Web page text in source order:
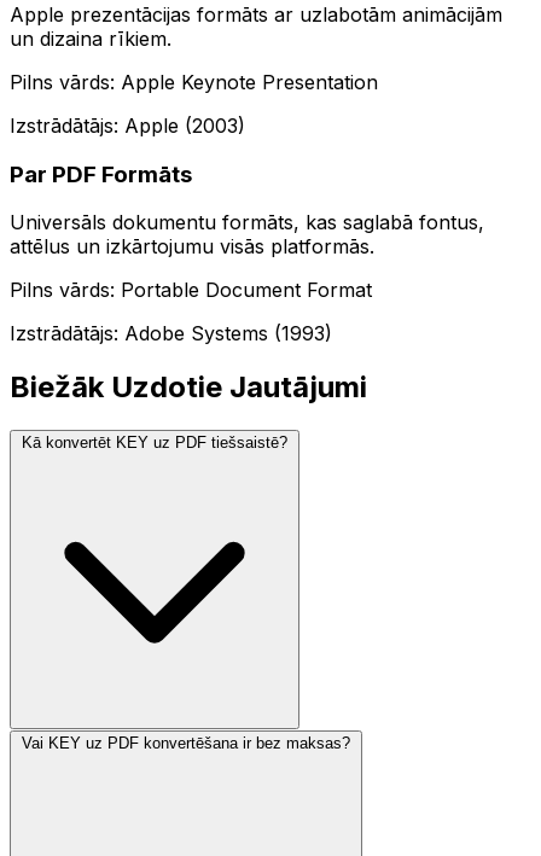
Apple prezentācijas formāts ar uzlabotām animācijām
un dizaina rīkiem.
Pilns vārds: Apple Keynote Presentation
Izstrādātājs: Apple (2003)
Par PDF Formāts
Universāls dokumentu formāts, kas saglabā fontus,
attēlus un izkārtojumu visās platformās.
Pilns vārds: Portable Document Format
Izstrādātājs: Adobe Systems (1993)
Biežāk Uzdotie Jautājumi
Kā konvertēt KEY uz PDF tiešsaistē?
Vai KEY uz PDF konvertēšana ir bez maksas?